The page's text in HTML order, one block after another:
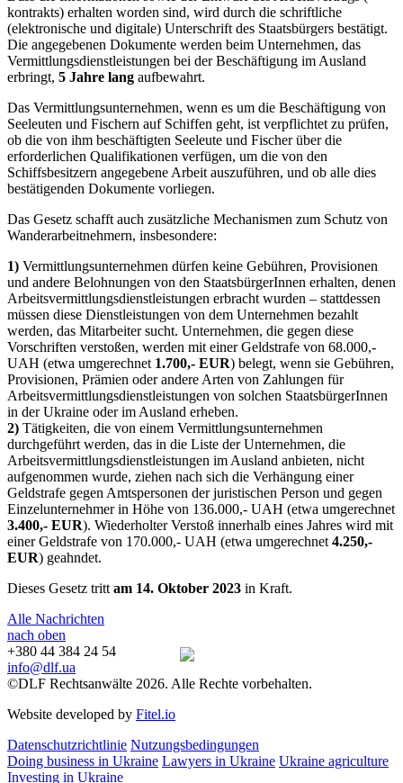
kontrakts) erhalten worden sind, wird durch die schriftliche
(elektronische und digitale) Unterschrift des Staatsbürgers bestätigt.
Die angegebenen Dokumente werden beim Unternehmen, das
Vermittlungsdienstleistungen bei der Beschäftigung im Ausland
erbringt, 5 Jahre lang aufbewahrt.
Das Vermittlungsunternehmen, wenn es um die Beschäftigung von
Seeleuten und Fischern auf Schiffen geht, ist verpflichtet zu prüfen,
ob die von ihm beschäftigten Seeleute und Fischer über die
erforderlichen Qualifikationen verfügen, um die von den
Schiffsbesitzern angegebene Arbeit auszuführen, und ob alle dies
bestätigenden Dokumente vorliegen.
Das Gesetz schafft auch zusätzliche Mechanismen zum Schutz von
Wanderarbeitnehmern, insbesondere:
1) Vermittlungsunternehmen dürfen keine Gebühren, Provisionen
und andere Belohnungen von den StaatsbürgerInnen erhalten, denen
Arbeitsvermittlungsdienstleistungen erbracht wurden – stattdessen
müssen diese Dienstleistungen von dem Unternehmen bezahlt
werden, das Mitarbeiter sucht. Unternehmen, die gegen diese
Vorschriften verstoßen, werden mit einer Geldstrafe von 68.000,-
UAH (etwa umgerechnet 1.700,- EUR) belegt, wenn sie Gebühren,
Provisionen, Prämien oder andere Arten von Zahlungen für
Arbeitsvermittlungsdienstleistungen von solchen StaatsbürgerInnen
in der Ukraine oder im Ausland erheben.
2) Tätigkeiten, die von einem Vermittlungsunternehmen
durchgeführt werden, das in die Liste der Unternehmen, die
Arbeitsvermittlungsdienstleistungen im Ausland anbieten, nicht
aufgenommen wurde, ziehen nach sich die Verhängung einer
Geldstrafe gegen Amtspersonen der juristischen Person und gegen
Einzelunternehmer in Höhe von 136.000,- UAH (etwa umgerechnet
3.400,- EUR). Wiederholter Verstoß innerhalb eines Jahres wird mit
einer Geldstrafe von 170.000,- UAH (etwa umgerechnet 4.250,-
EUR) geahndet.
Dieses Gesetz tritt am 14. Oktober 2023 in Kraft.
Alle Nachrichten
nach oben
+380 44 384 24 54
info@dlf.ua
©DLF Rechtsanwälte 2026. Alle Rechte vorbehalten.
Website developed by Fitel.io
Datenschutzrichtlinie Nutzungsbedingungen
Doing business in Ukraine Lawyers in Ukraine Ukraine agriculture
Investing in Ukraine